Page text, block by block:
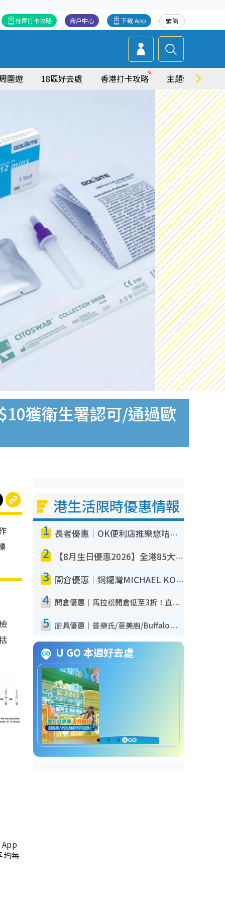
繁简
下載 App
商戶中心
社群打卡攻略
圍遊 18區好去處 香港打卡攻略 主題特集
獲衛生署認可/通過歐
均每
港生活限時優惠情報
1 長者優惠｜OK便利店推樂悠咭優惠！買麵包/牛奶/保健品拍卡即減
2 【8月生日優惠2026】全港85大食買玩著數攻略 自助餐/火鍋放題同行免費＋誠品/DONKI送現金券
3 開倉優惠｜銅鑼灣MICHAEL KORS開倉低至17折！直擊$500起買手袋/銀包/鞋款 必買經典Jet Set系列
4 開倉優惠｜馬拉松開倉低至3折！直擊$99起買adidas／New Balance／Puma鞋款 STANLEY保溫杯劈價至$119起
5 廚具優惠｜普樂氏/意美廚/Buffalo廚具低至3折！$89起買煎鍋／炒鑊／個人鍋 同場小家電激減至$99起
U GO 本週好去處